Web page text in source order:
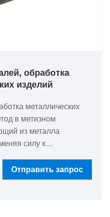
обработка
изделий
металлических
в метизном
из металла
силу к
такие как
процесс
Отправить запрос